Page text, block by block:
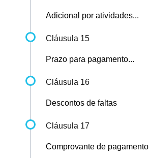
Adicional por atividades...
Cláusula 15
Prazo para pagamento...
Cláusula 16
Descontos de faltas
Cláusula 17
Comprovante de pagamento